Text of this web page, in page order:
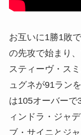
お互いに1勝1敗
の先攻で始まり
スティーヴ・ス
ュグネが91ラン
は105オーバー
ィンドラ・ジャ
ブ・サイニとジ